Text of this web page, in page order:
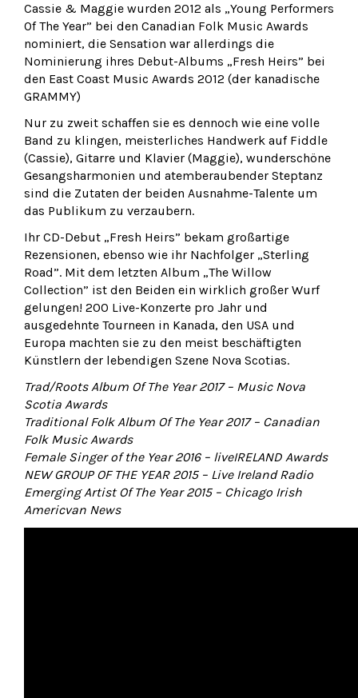
Cassie & Maggie wurden 2012 als „Young Performers
Of The Year” bei den Canadian Folk Music Awards
nominiert, die Sensation war allerdings die
Nominierung ihres Debut-Albums „Fresh Heirs” bei
den East Coast Music Awards 2012 (der kanadische
GRAMMY)
Nur zu zweit schaffen sie es dennoch wie eine volle
Band zu klingen, meisterliches Handwerk auf Fiddle
(Cassie), Gitarre und Klavier (Maggie), wunderschöne
Gesangsharmonien und atemberaubender Steptanz
sind die Zutaten der beiden Ausnahme-Talente um
das Publikum zu verzaubern.
Ihr CD-Debut „Fresh Heirs” bekam großartige
Rezensionen, ebenso wie ihr Nachfolger „Sterling
Road”. Mit dem letzten Album „The Willow
Collection” ist den Beiden ein wirklich großer Wurf
gelungen! 200 Live-Konzerte pro Jahr und
ausgedehnte Tourneen in Kanada, den USA und
Europa machten sie zu den meist beschäftigten
Künstlern der lebendigen Szene Nova Scotias.
Trad/Roots Album Of The Year 2017 – Music Nova
Scotia Awards
Traditional Folk Album Of The Year 2017 – Canadian
Folk Music Awards
Female Singer of the Year 2016 – liveIRELAND Awards
NEW GROUP OF THE YEAR 2015 – Live Ireland Radio
Emerging Artist Of The Year 2015 – Chicago Irish
Americvan News